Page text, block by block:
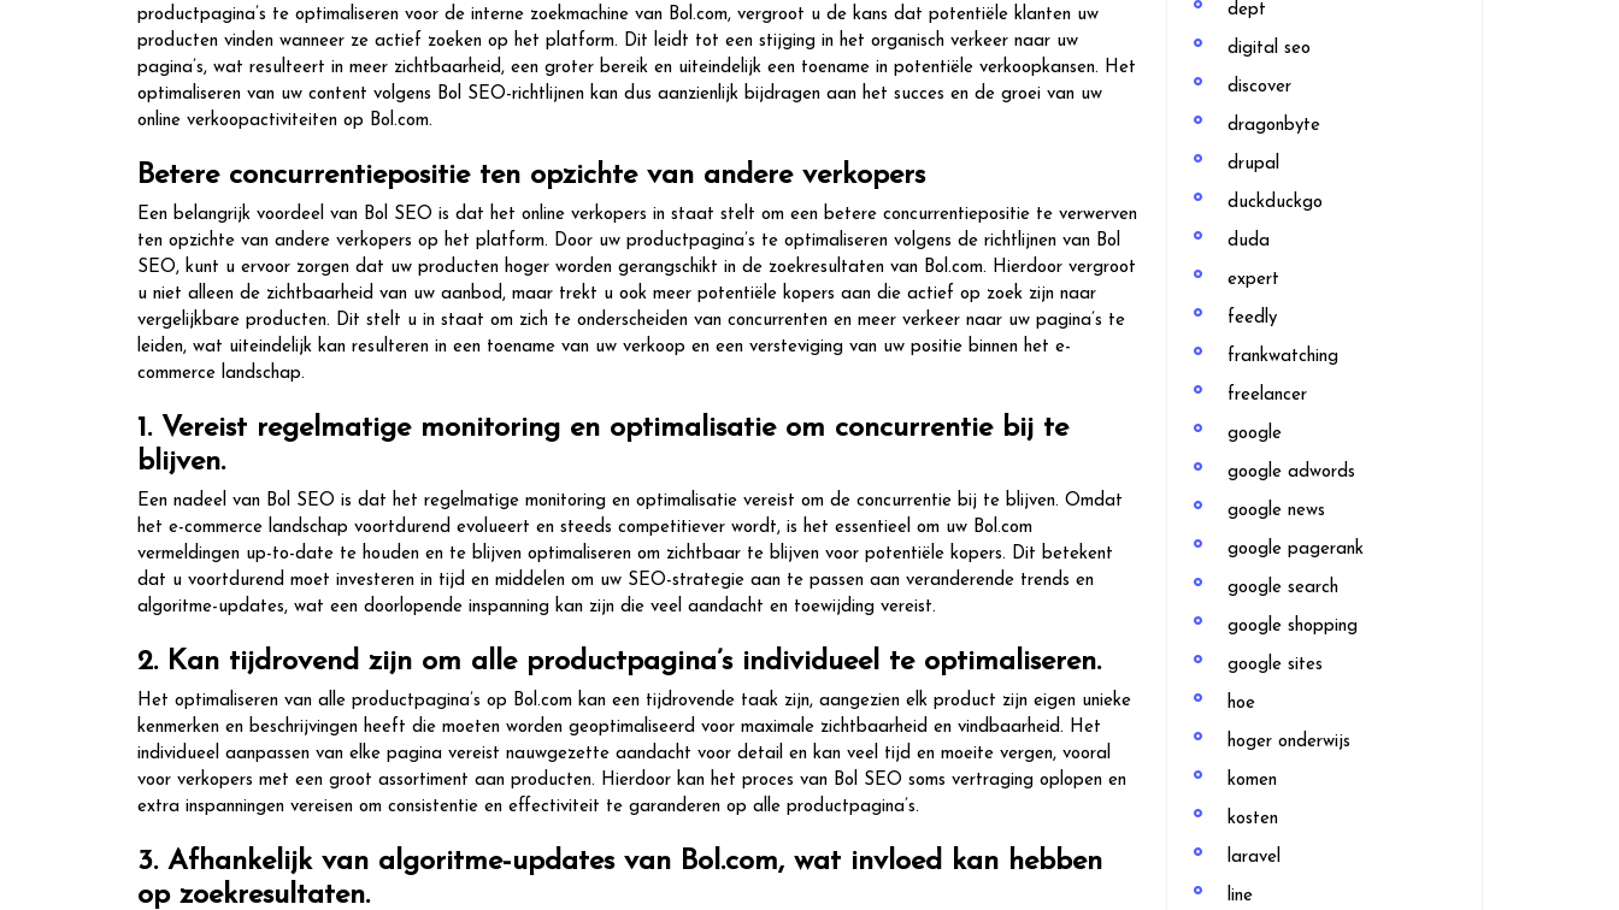
productpagina’s te optimaliseren voor de interne zoekmachine van Bol.com, vergroot u de kans dat potentiële klanten uw
producten vinden wanneer ze actief zoeken op het platform. Dit leidt tot een stijging in het organisch verkeer naar uw
pagina’s, wat resulteert in meer zichtbaarheid, een groter bereik en uiteindelijk een toename in potentiële verkoopkansen. Het
optimaliseren van uw content volgens Bol SEO-richtlijnen kan dus aanzienlijk bijdragen aan het succes en de groei van uw
online verkoopactiviteiten op Bol.com.
Betere concurrentiepositie ten opzichte van andere verkopers
Een belangrijk voordeel van Bol SEO is dat het online verkopers in staat stelt om een betere concurrentiepositie te verwerven
ten opzichte van andere verkopers op het platform. Door uw productpagina’s te optimaliseren volgens de richtlijnen van Bol
SEO, kunt u ervoor zorgen dat uw producten hoger worden gerangschikt in de zoekresultaten van Bol.com. Hierdoor vergroot
u niet alleen de zichtbaarheid van uw aanbod, maar trekt u ook meer potentiële kopers aan die actief op zoek zijn naar
vergelijkbare producten. Dit stelt u in staat om zich te onderscheiden van concurrenten en meer verkeer naar uw pagina’s te
leiden, wat uiteindelijk kan resulteren in een toename van uw verkoop en een versteviging van uw positie binnen het e-
commerce landschap.
1. Vereist regelmatige monitoring en optimalisatie om concurrentie bij te
blijven.
Een nadeel van Bol SEO is dat het regelmatige monitoring en optimalisatie vereist om de concurrentie bij te blijven. Omdat
het e-commerce landschap voortdurend evolueert en steeds competitiever wordt, is het essentieel om uw Bol.com
vermeldingen up-to-date te houden en te blijven optimaliseren om zichtbaar te blijven voor potentiële kopers. Dit betekent
dat u voortdurend moet investeren in tijd en middelen om uw SEO-strategie aan te passen aan veranderende trends en
algoritme-updates, wat een doorlopende inspanning kan zijn die veel aandacht en toewijding vereist.
2. Kan tijdrovend zijn om alle productpagina’s individueel te optimaliseren.
Het optimaliseren van alle productpagina’s op Bol.com kan een tijdrovende taak zijn, aangezien elk product zijn eigen unieke
kenmerken en beschrijvingen heeft die moeten worden geoptimaliseerd voor maximale zichtbaarheid en vindbaarheid. Het
individueel aanpassen van elke pagina vereist nauwgezette aandacht voor detail en kan veel tijd en moeite vergen, vooral
voor verkopers met een groot assortiment aan producten. Hierdoor kan het proces van Bol SEO soms vertraging oplopen en
extra inspanningen vereisen om consistentie en effectiviteit te garanderen op alle productpagina’s.
3. Afhankelijk van algoritme-updates van Bol.com, wat invloed kan hebben
op zoekresultaten.
dept
digital seo
discover
dragonbyte
drupal
duckduckgo
duda
expert
feedly
frankwatching
freelancer
google
google adwords
google news
google pagerank
google search
google shopping
google sites
hoe
hoger onderwijs
komen
kosten
laravel
line